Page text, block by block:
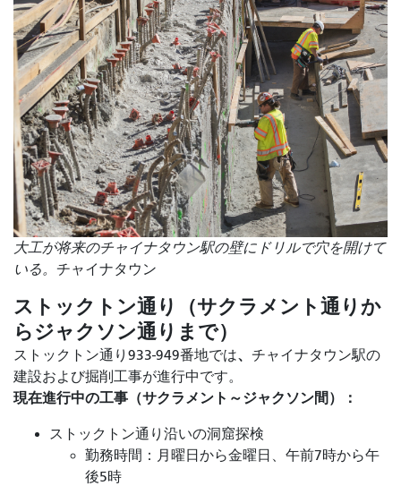
大工が将来のチャイナタウン駅の壁にドリルで穴を開けて
いる。 チャイナタウン
ストックトン通り（サクラメント通りか
らジャクソン通りまで）
ストックトン通り933-949番地では、 チャイナタウン駅の
建設および掘削工事が進行中です。
現在進行中の工事（サクラメント～ジャクソン間）：
ストックトン通り沿いの洞窟探検
勤務時間：月曜日から金曜日、午前7時から午
後5時